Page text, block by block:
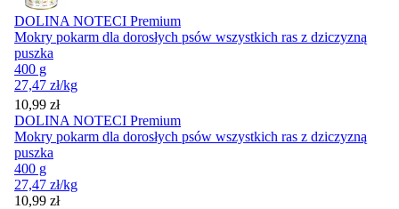
DOLINA NOTECI Premium
Mokry pokarm dla dorosłych psów wszystkich ras z dziczyzną
puszka
400 g
27,47 zł/kg
Cena
10,99 zł
DOLINA NOTECI Premium
Mokry pokarm dla dorosłych psów wszystkich ras z dziczyzną
puszka
400 g
27,47 zł/kg
Cena
10,99 zł